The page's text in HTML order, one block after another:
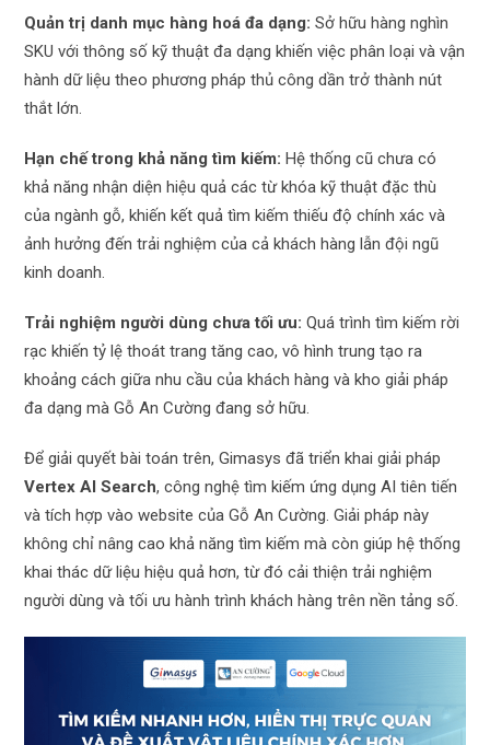
Quản trị danh mục hàng hoá đa dạng: Sở hữu hàng nghìn
SKU với thông số kỹ thuật đa dạng khiến việc phân loại và vận
hành dữ liệu theo phương pháp thủ công dần trở thành nút
thắt lớn.
Hạn chế trong khả năng tìm kiếm: Hệ thống cũ chưa có
khả năng nhận diện hiệu quả các từ khóa kỹ thuật đặc thù
của ngành gỗ, khiến kết quả tìm kiếm thiếu độ chính xác và
ảnh hưởng đến trải nghiệm của cả khách hàng lẫn đội ngũ
kinh doanh.
Trải nghiệm người dùng chưa tối ưu: Quá trình tìm kiếm rời
rạc khiến tỷ lệ thoát trang tăng cao, vô hình trung tạo ra
khoảng cách giữa nhu cầu của khách hàng và kho giải pháp
đa dạng mà Gỗ An Cường đang sở hữu.
Để giải quyết bài toán trên, Gimasys đã triển khai giải pháp
Vertex AI Search, công nghệ tìm kiếm ứng dụng AI tiên tiến
và tích hợp vào website của Gỗ An Cường. Giải pháp này
không chỉ nâng cao khả năng tìm kiếm mà còn giúp hệ thống
khai thác dữ liệu hiệu quả hơn, từ đó cải thiện trải nghiệm
người dùng và tối ưu hành trình khách hàng trên nền tảng số.